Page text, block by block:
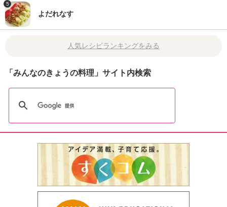
5
よだれなす
人気レシピランキングをみる
「みんなのきょうの料理」サイト内検索